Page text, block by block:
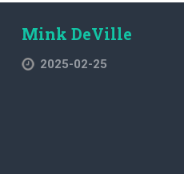
Mink DeVille
2025-02-25